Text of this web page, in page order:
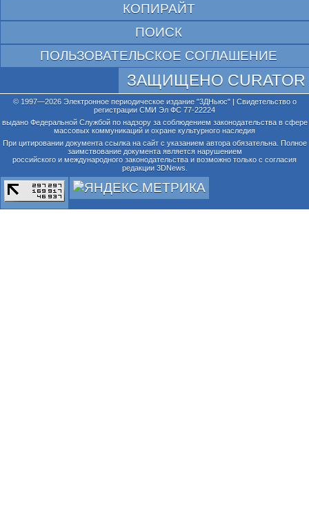
КОПИРАЙТ
ПОИСК
ПОЛЬЗОВАТЕЛЬСКОЕ СОГЛАШЕНИЕ
ЗАЩИЩЕНО CURATOR
© 1997—2026 Электронное периодическое издание "3ДНьюс" | Свидетельство о
регистрации СМИ Эл ФС 77-22224
выдано Федеральной Службой по надзору за соблюдением законодательства в сфере
массовых коммуникаций и охране культурного наследия
При цитировании документа ссылка на сайт с указанием автора обязательна. Полное
заимствование документа является нарушением
российского и международного законодательства и возможно только с согласия
редакции 3DNews.